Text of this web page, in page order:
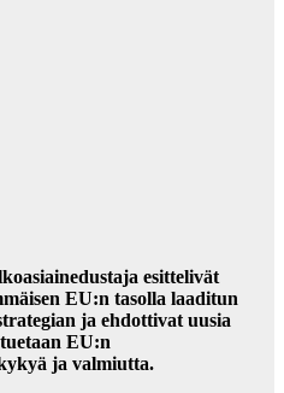
esittelivät
EU:n tasolla laaditun
ja ehdottivat uusia
EU:n
ja valmiutta.